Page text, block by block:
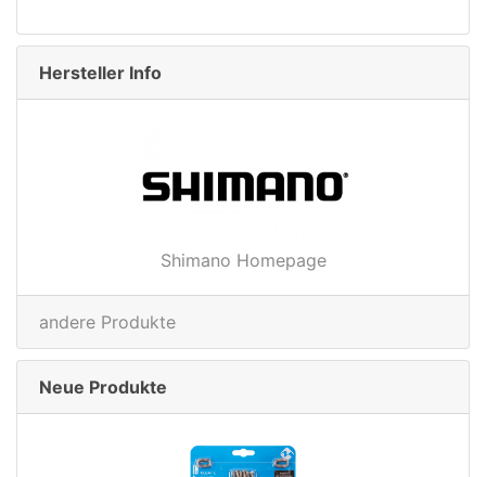
Hersteller Info
Shimano Homepage
andere Produkte
Neue Produkte